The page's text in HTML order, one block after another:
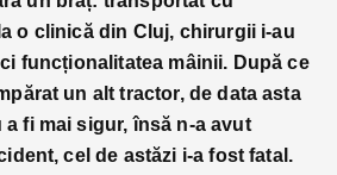
o clinică din Cluj, chirurgii i-au
funcționalitatea mâinii. După ce
un alt tractor, de data asta
fi mai sigur, însă n-a avut
cel de astăzi i-a fost fatal.